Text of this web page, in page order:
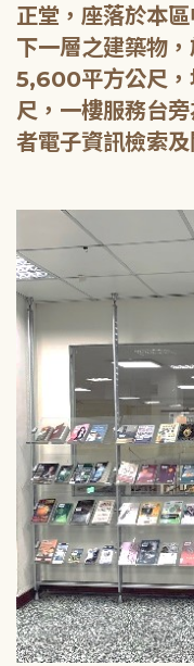
正堂，座落於本
下一層之建築物
5,600平方公尺
尺，一樓服務台
者電子資訊檢索及